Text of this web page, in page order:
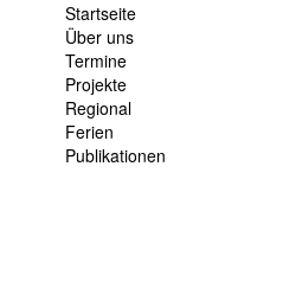
Startseite
Über uns
Termine
Projekte
Regional
Ferien
Publikationen